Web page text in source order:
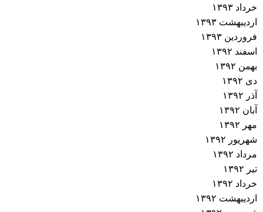
خرداد ۱۳۹۳
اردیبهشت ۱۳۹۳
فروردین ۱۳۹۳
اسفند ۱۳۹۲
بهمن ۱۳۹۲
دی ۱۳۹۲
آذر ۱۳۹۲
آبان ۱۳۹۲
مهر ۱۳۹۲
شهریور ۱۳۹۲
مرداد ۱۳۹۲
تیر ۱۳۹۲
خرداد ۱۳۹۲
اردیبهشت ۱۳۹۲